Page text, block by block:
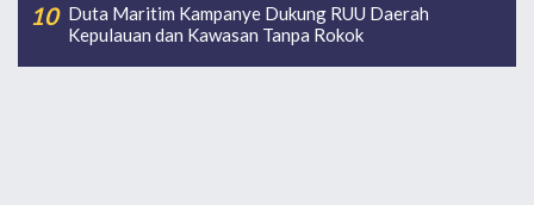
Duta Maritim Kampanye Dukung RUU Daerah
Kepulauan dan Kawasan Tanpa Rokok